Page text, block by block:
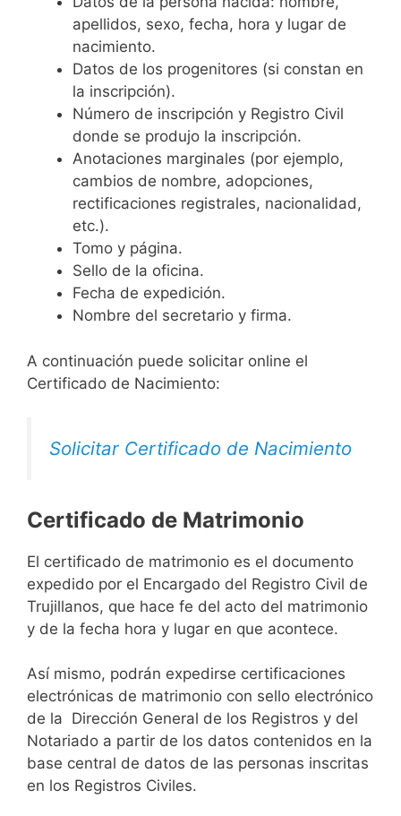
apellidos, sexo, fecha, hora y lugar de
nacimiento.
Datos de los progenitores (si constan en
la inscripción).
Número de inscripción y Registro Civil
donde se produjo la inscripción.
Anotaciones marginales (por ejemplo,
cambios de nombre, adopciones,
rectificaciones registrales, nacionalidad,
etc.).
Tomo y página.
Sello de la oficina.
Fecha de expedición.
Nombre del secretario y firma.
A continuación puede solicitar online el
Certificado de Nacimiento:
Solicitar Certificado de Nacimiento
Certificado de Matrimonio
El certificado de matrimonio es el documento
expedido por el Encargado del Registro Civil de
Trujillanos, que hace fe del acto del matrimonio
y de la fecha hora y lugar en que acontece.
Así mismo, podrán expedirse certificaciones
electrónicas de matrimonio con sello electrónico
de la Dirección General de los Registros y del
Notariado a partir de los datos contenidos en la
base central de datos de las personas inscritas
en los Registros Civiles.